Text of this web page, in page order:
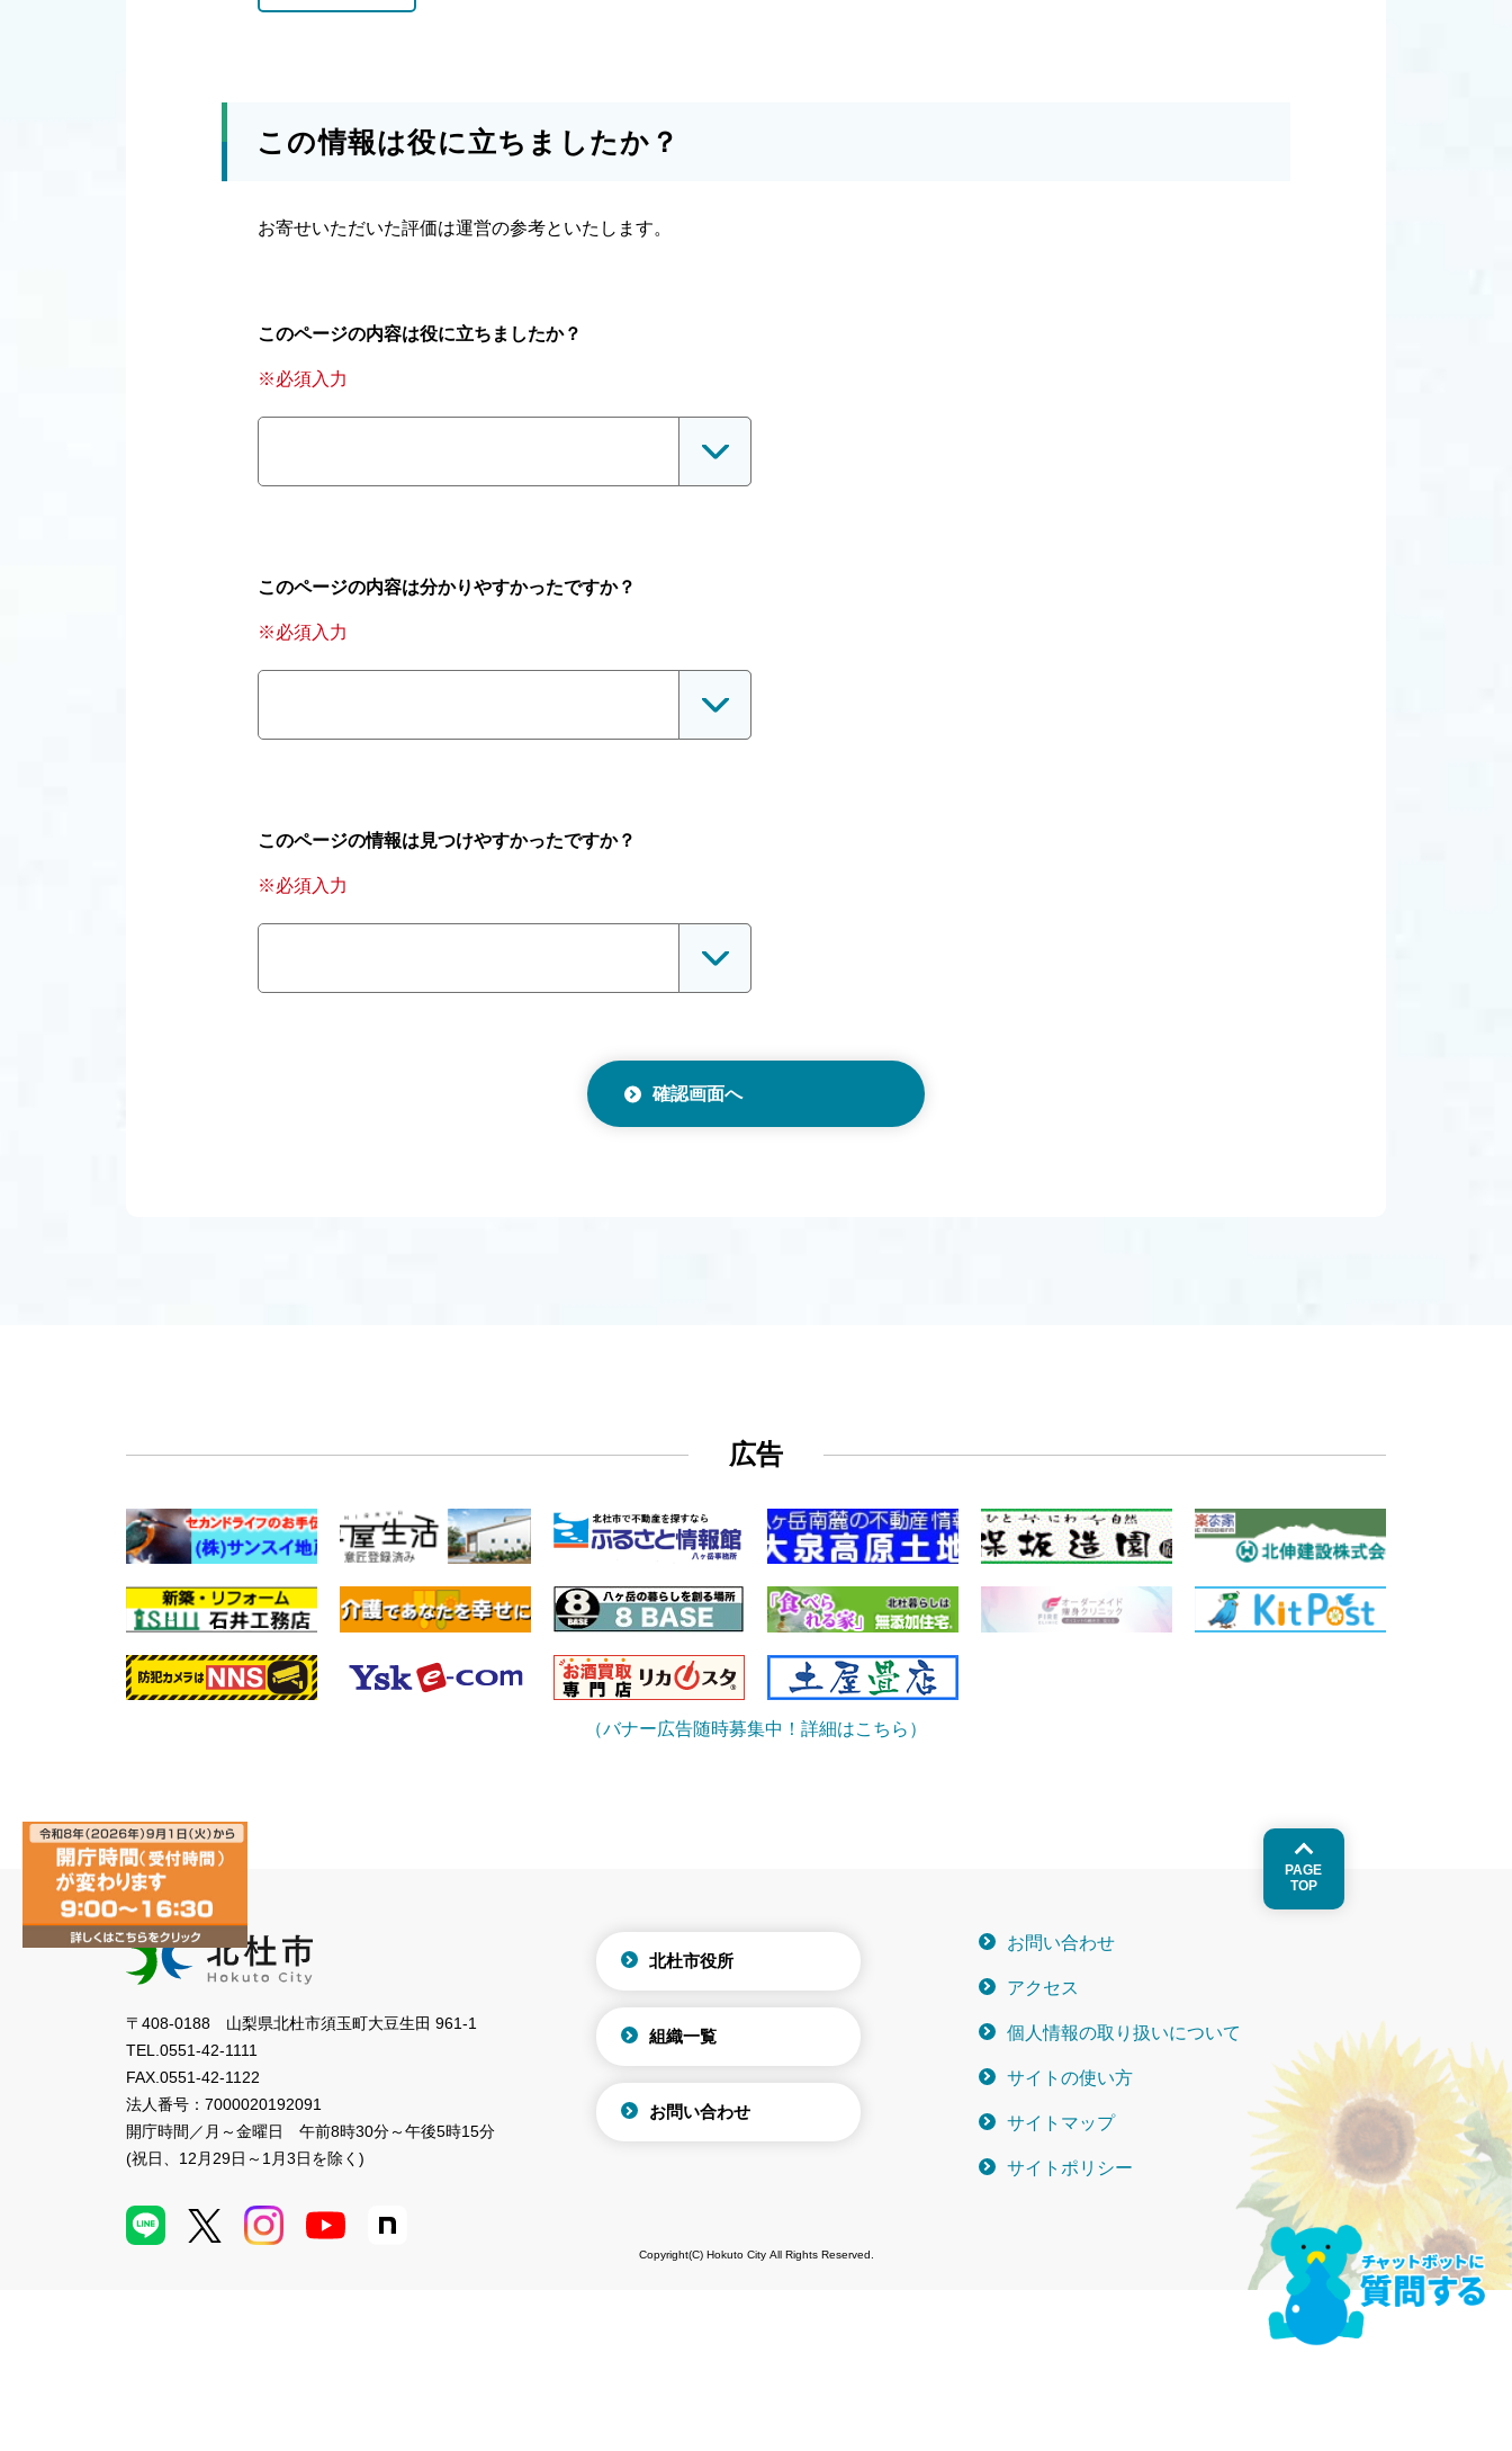
この情報は役に立ちましたか？
お寄せいただいた評価は運営の参考といたします。
このページの内容は役に立ちましたか？
※必須入力
このページの内容は分かりやすかったですか？
※必須入力
このページの情報は見つけやすかったですか？
※必須入力
広告
（バナー広告随時募集中！詳細はこちら）
PAGE
TOP
〒408-0188 山梨県北杜市須玉町大豆生田 961-1
TEL. 0551-42-1111
FAX. 0551-42-1122
法人番号： 7000020192091
開庁時間／月～金曜日
午前8時30分～午後5時15分
(祝日、12月29日～1月3日を除く)
北杜市役所
組織一覧
お問い合わせ
お問い合わせ
アクセス
個人情報の取り扱いについて
サイトの使い方
サイトマップ
サイトポリシー
Copyright(C) Hokuto City All Rights Reserved.